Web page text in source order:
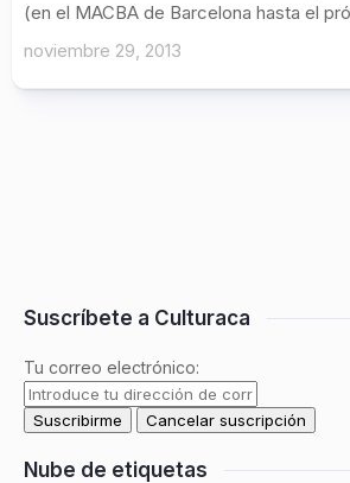
(en el MACBA de Barcelona hasta el
noviembre 29, 2013
Suscríbete a Culturaca
Tu correo electrónico:
Nube de etiquetas